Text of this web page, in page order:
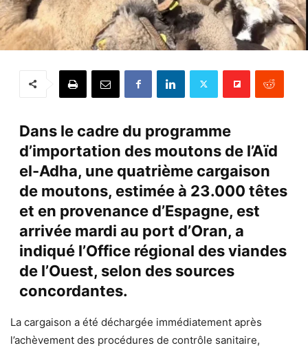
Dans le cadre du programme
d’importation des moutons de l’Aïd
el-Adha, une quatrième cargaison
de moutons, estimée à 23.000 têtes
et en provenance d’Espagne, est
arrivée mardi au port d’Oran, a
indiqué l’Office régional des viandes
de l’Ouest, selon des sources
concordantes.
La cargaison a été déchargée immédiatement après
l’achèvement des procédures de contrôle sanitaire,